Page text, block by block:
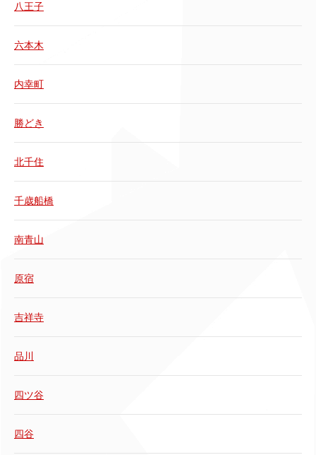
八王子
六本木
内幸町
勝どき
北千住
千歳船橋
南青山
原宿
吉祥寺
品川
四ツ谷
四谷